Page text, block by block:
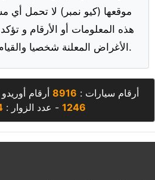
موقعها (كيو نمبر) لا تحمل أي
هذه المعلومات أو الأرقام و
الأغراض المعلنة شخصيا والقيام بالفحص قبل الشراء.
أرقام سيارات : 8916 أرقام
1246 - عدد الزوار :